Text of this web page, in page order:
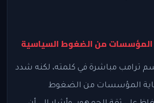
المؤسسات من الضغوط السياسية
ترامب مباشرة في كلمته، لكنه شدد
المؤسسات من الضغوط